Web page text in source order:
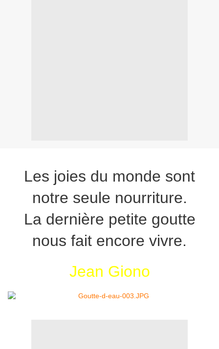
Les joies du monde sont
notre seule nourriture.
La dernière petite goutte
nous fait encore vivre.
Jean Giono